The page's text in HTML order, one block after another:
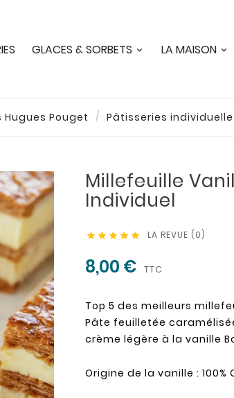
GLACES & SORBETS LA MAISON
Hugues Pouget Pâtisseries
Millefeuille
Individuel
     LA REVUE (0)
8,00 € TTC
Top 5 des meilleurs
Pâte feuilletée
crème légère à la vanille
Origine de la vanille :